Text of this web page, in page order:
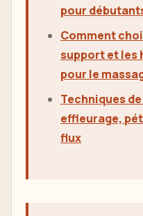
pour
Comment
support et les
pour le
Techniques
effleurage,
flux